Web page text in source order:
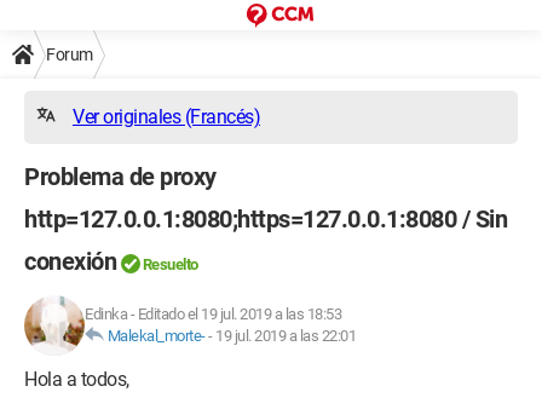
Forum
Ver originales (Francés)
Problema de proxy
http=127.0.0.1:8080;https=127.0.0.1:8080 / Sin
conexión
Resuelto
Edinka- Editado el 19 jul. 2019 a las 18:53
Malekal_morte-- 19 jul. 2019 a las 22:01
Hola a todos,